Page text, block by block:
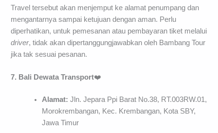
Travel tersebut akan menjemput ke alamat penumpang dan
mengantarnya sampai ketujuan dengan aman. Perlu
diperhatikan, untuk pemesanan atau pembayaran tiket melalui
driver, tidak akan dipertanggungjawabkan oleh Bambang Tour
jika tak sesuai pesanan.
7. Bali Dewata Transport❤️
Alamat: Jln. Jepara Ppi Barat No.38, RT.003RW.01,
Morokrembangan, Kec. Krembangan, Kota SBY,
Jawa Timur